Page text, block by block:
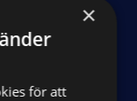
×
för att